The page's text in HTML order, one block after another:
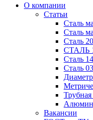
О компании
Статьи
Сталь
Сталь
Сталь
СТАЛЬ
Сталь
Сталь
Вакансии